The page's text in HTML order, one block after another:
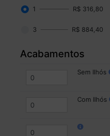
1 R$ 316,80
3 R$ 884,40
Acabamentos
Sem Ilhós
Com Ilhós